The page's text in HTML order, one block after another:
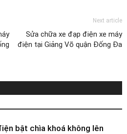
Next article
Sửa chữa xe đạp điện xe máy
điện tại Giảng Võ quận Đống Đa
bật chìa khoá không lên